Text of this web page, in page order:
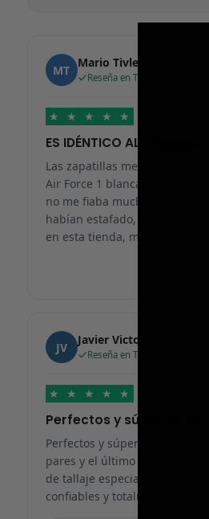
MT Mario Tivlea
Reseña en Trustpilot
★ ★ ★ ★ ★
ES IDÉNTICO AL ORIGINAL,
Las zapatillas me han llegado
Air Force 1 blancas y han
no me fiaba mucho ya que en
habían estafado, pero a partir
en esta tienda, muchas gracias.
JV Javier Victorio
Reseña en Trustpilot
★ ★ ★ ★ ★
Perfectos y súper serios
Perfectos y súper serios y
pares y el último que acaba
de tallaje especial pagadas
confiables y totalmente